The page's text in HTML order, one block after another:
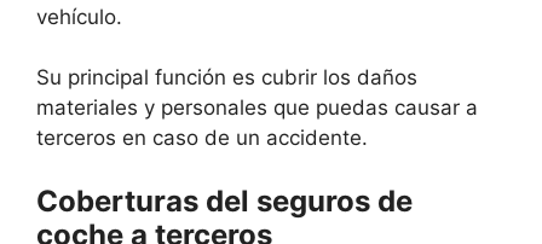
vehículo.
Su principal función es cubrir los daños
materiales y personales que puedas causar a
terceros en caso de un accidente.
Coberturas del seguros de
coche a terceros